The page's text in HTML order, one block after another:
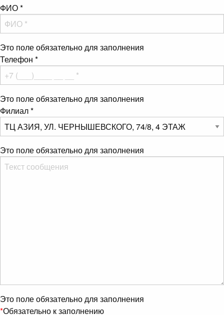
ФИО*
Это поле обязательно для заполнения
Телефон *
Это поле обязательно для заполнения
Филиал*
Это поле обязательно для заполнения
Это поле обязательно для заполнения
*Обязательно к заполнению